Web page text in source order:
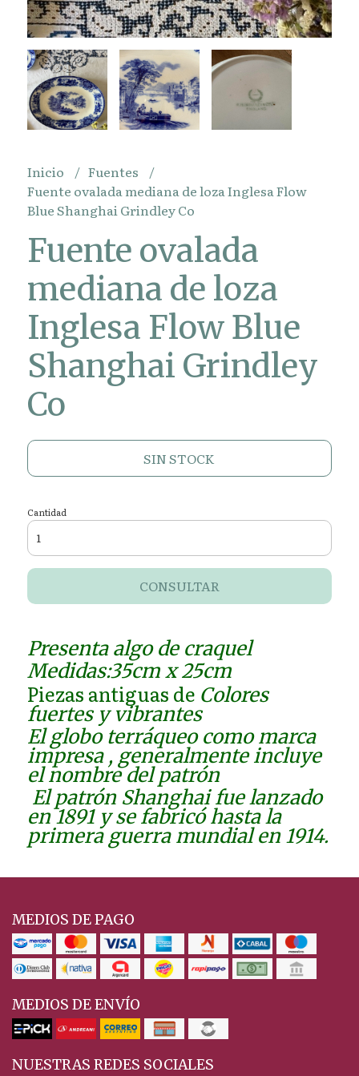
Inicio
Fuentes
Fuente ovalada mediana de loza Inglesa Flow
Blue Shanghai Grindley Co
Fuente ovalada
mediana de loza
Inglesa Flow Blue
Shanghai Grindley
Co
SIN STOCK
Cantidad
CONSULTAR
Presenta algo de craquel
Medidas:35cm x 25cm
Piezas antiguas de Colores
fuertes y vibrantes
El globo terráqueo como marca
impresa , generalmente incluye
el nombre del patrón
El patrón Shanghai fue lanzado
en 1891 y se fabricó hasta la
primera guerra mundial en 1914.
MEDIOS DE PAGO
MEDIOS DE ENVÍO
NUESTRAS REDES SOCIALES